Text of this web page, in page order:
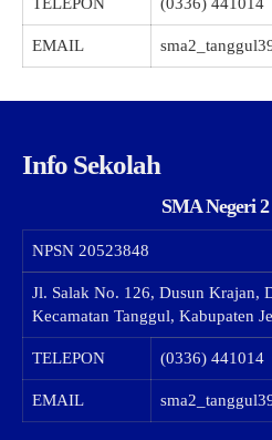
EMAIL
Info Sekolah
SMA Negeri
NPSN 20523848
Jl. Salak No. 126, Dusun Krajan,
Kecamatan Tanggul, Kabupaten
TELEPON (0336) 441014
EMAIL